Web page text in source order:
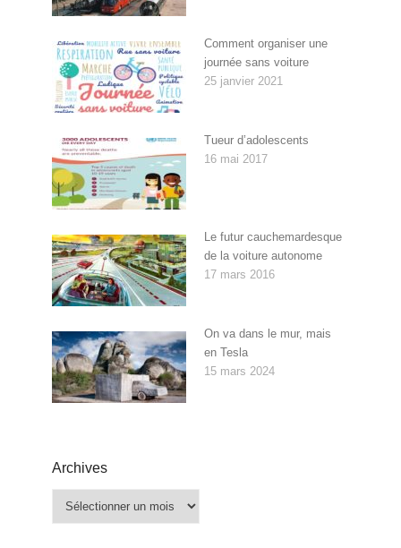
Comment organiser une
journée sans voiture
25 janvier 2021
Tueur d’adolescents
16 mai 2017
Le futur cauchemardesque
de la voiture autonome
17 mars 2016
On va dans le mur, mais
en Tesla
15 mars 2024
Archives